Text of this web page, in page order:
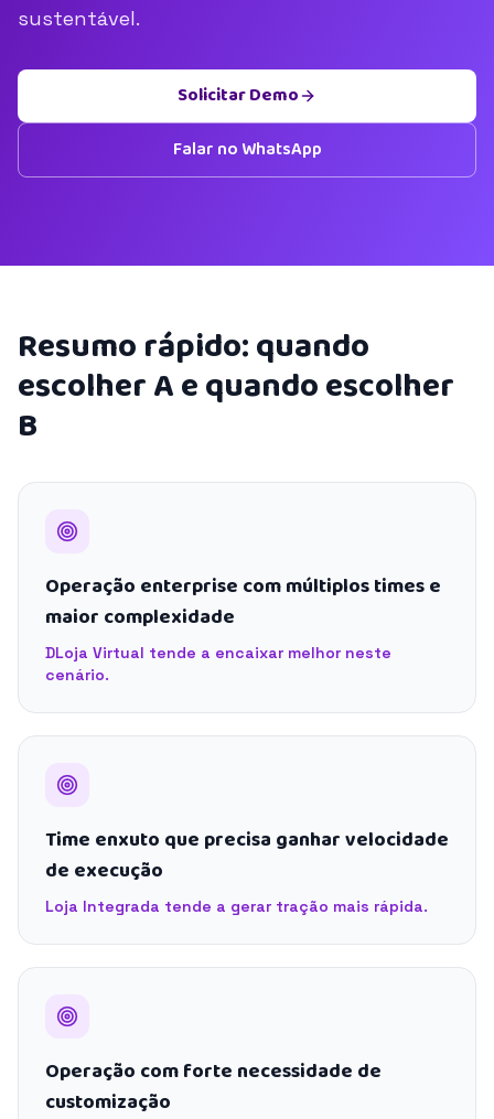
sustentável.
Solicitar Demo
Falar no WhatsApp
Resumo rápido: quando
escolher A e quando escolher
B
Operação enterprise com múltiplos times e
maior complexidade
DLoja Virtual tende a encaixar melhor neste
cenário.
Time enxuto que precisa ganhar velocidade
de execução
Loja Integrada tende a gerar tração mais rápida.
Operação com forte necessidade de
customização